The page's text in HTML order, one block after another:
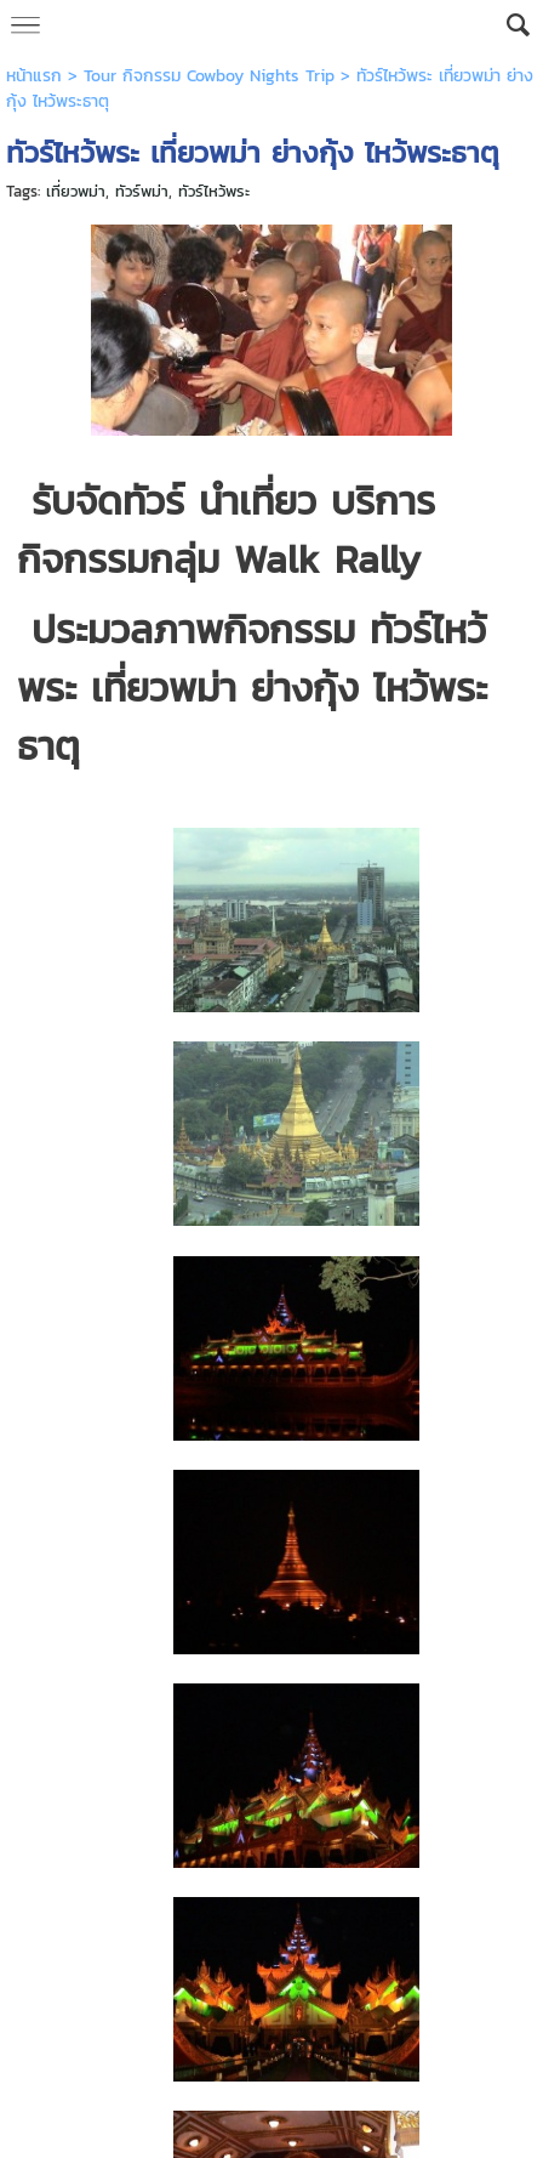
หน้าแรก > Tour กิจกรรม Cowboy Nights Trip > ทัวร์ไหว้พระ เที่ยวพม่า ย่าง
กุ้ง ไหว้พระธาตุ
ทัวร์ไหว้พระ เที่ยวพม่า ย่างกุ้ง ไหว้พระธาตุ
Tags: เที่ยวพม่า, ทัวร์พม่า, ทัวร์ไหว้พระ
รับจัดทัวร์ นำเที่ยว บริการ
กิจกรรมกลุ่ม Walk Rally
ประมวลภาพกิจกรรม ทัวร์ไหว้
พระ เที่ยวพม่า ย่างกุ้ง ไหว้พระ
ธาตุ